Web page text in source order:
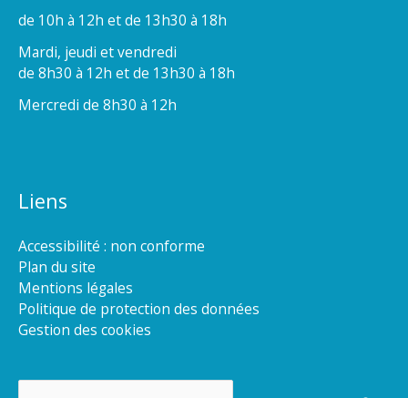
de 10h à 12h et de 13h30 à 18h
Mardi, jeudi et vendredi
de 8h30 à 12h et de 13h30 à 18h
Mercredi de 8h30 à 12h
Liens
Accessibilité : non conforme
Plan du site
Mentions légales
Politique de protection des données
Gestion des cookies